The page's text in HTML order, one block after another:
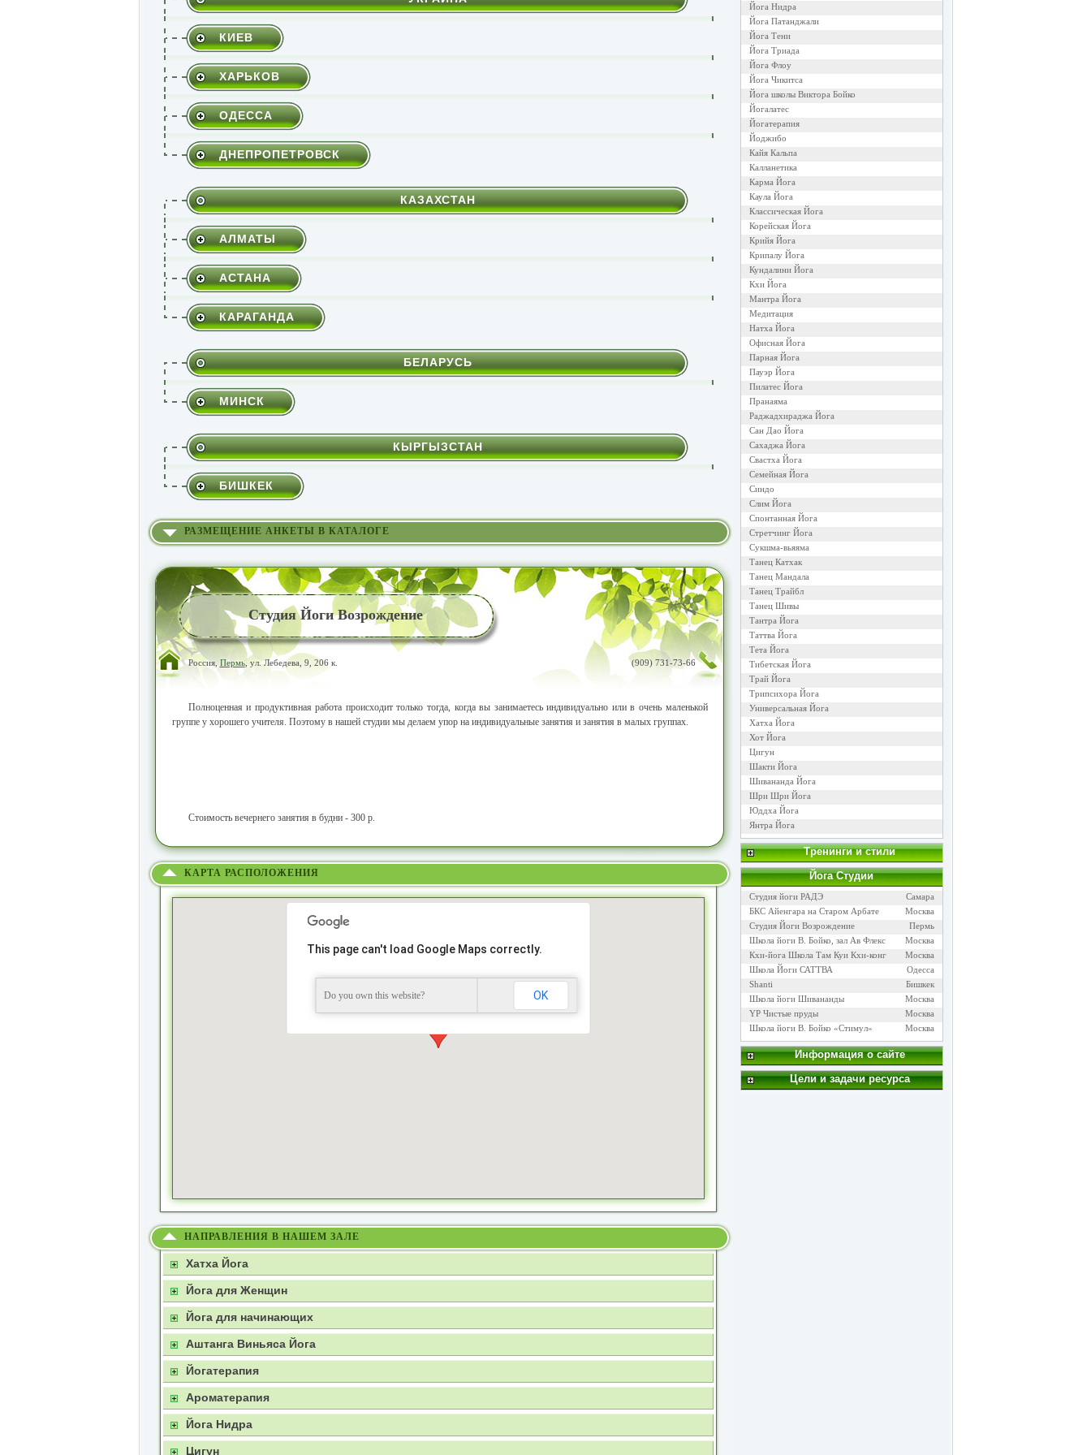
КИЕВ
ХАРЬКОВ
ОДЕССА
ДНЕПРОПЕТРОВСК
КАЗАХСТАН
АЛМАТЫ
АСТАНА
КАРАГАНДА
БЕЛАРУСЬ
МИНСК
КЫРГЫЗСТАН
БИШКЕК
РАЗМЕЩЕНИЕ АНКЕТЫ В КАТАЛОГЕ
Студия Йоги Возрождение
Россия, Пермь, ул. Лебедева, 9, 206 к. (909) 731-73-66
Полноценная и продуктивная работа происходит только тогда, когда вы занимаетесь индивидуально или в очень маленькой
группе у хорошего учителя. Поэтому в нашей студии мы делаем упор на индивидуальные занятия и занятия в малых группах.
Стоимость вечернего занятия в будни - 300 р.
КАРТА РАСПОЛОЖЕНИЯ
This page can't load Google Maps correctly.
Do you own this website? OK
НАПРАВЛЕНИЯ В НАШЕМ ЗАЛЕ
Хатха Йога
Йога для Женщин
Йога для начинающих
Аштанга Виньяса Йога
Йогатерапия
Ароматерапия
Йога Нидра
Цигун
Йога Нидра
Йога Патанджали
Йога Тени
Йога Триада
Йога Флоу
Йога Чикитса
Йога школы Виктора Бойко
Йогалатес
Йогатерапия
Йоджибо
Кайя Кальпа
Калланетика
Карма Йога
Каула Йога
Классическая Йога
Корейская Йога
Крийя Йога
Крипалу Йога
Кундалини Йога
Кхи Йога
Мантра Йога
Медитация
Натха Йога
Офисная Йога
Парная Йога
Пауэр Йога
Пилатес Йога
Пранаяма
Раджадхираджа Йога
Сан Дао Йога
Сахаджа Йога
Свастха Йога
Семейная Йога
Синдо
Слим Йога
Спонтанная Йога
Стретчинг Йога
Сукшма-вьяяма
Танец Катхак
Танец Мандала
Танец Трайбл
Танец Шивы
Тантра Йога
Таттва Йога
Тета Йога
Тибетская Йога
Трай Йога
Трипсихора Йога
Универсальная Йога
Хатха Йога
Хот Йога
Цигун
Шакти Йога
Шивананда Йога
Шри Шри Йога
Юддха Йога
Янтра Йога
Тренинги и стили
Йога Cтудии
Студия йоги РАДЭ
Самара
БКС Айенгара на Старом Арбате
Москва
Студия Йоги Возрождение
Пермь
Школа йоги В. Бойко, зал Ав Флекс
Москва
Кхи-йога Школа Там Куи Кхи-конг
Москва
Школа Йоги САТТВА
Одесса
Shanti
Бишкек
Школа йоги Шивананды
Москва
YP Чистые пруды
Москва
Школа йоги В. Бойко «Стимул»
Москва
Информация о сайте
Цели и задачи ресурса